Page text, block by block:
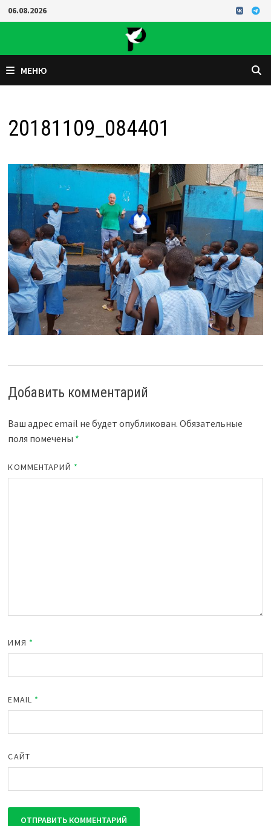
Перейти
к
06.08.2026
МЕНЮ
20181109_084401
Добавить комментарий
Ваш адрес email не будет опубликован. Обязательные
поля помечены *
КОММЕНТАРИЙ *
ИМЯ *
EMAIL *
САЙТ